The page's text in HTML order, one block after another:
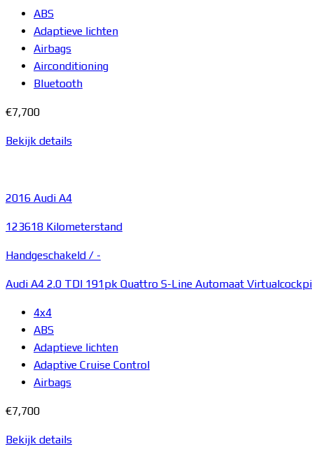
ABS
Adaptieve lichten
Airbags
Airconditioning
Bluetooth
€7,700
Bekijk details
2016 Audi A4
123618 Kilometerstand
Handgeschakeld / -
Audi A4 2.0 TDI 191pk Quattro S-Line Automaat
4x4
ABS
Adaptieve lichten
Adaptive Cruise Control
Airbags
€7,700
Bekijk details